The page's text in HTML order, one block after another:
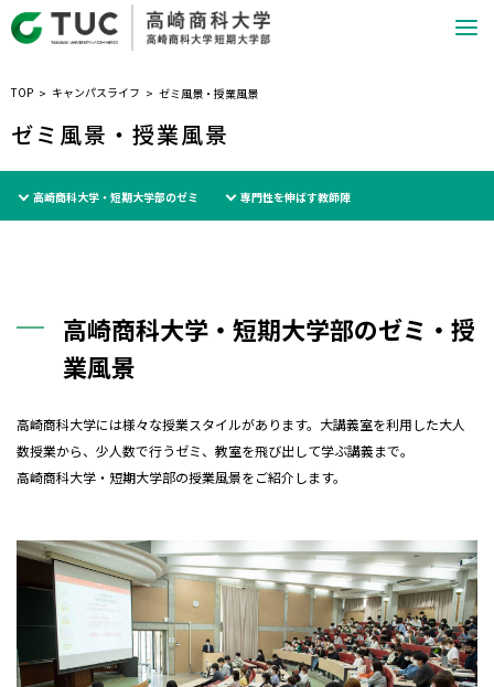
TOP キャンパスライフ ゼミ風景・授業風景
ゼミ風景・授業風景
高崎商科大学・短期大学部のゼミ 専門性を伸ばす教師陣
高崎商科大学・短期大学部のゼミ・授
業風景
高崎商科大学には様々な授業スタイルがあります。大講義室を利用した大人
数授業から、少人数で行うゼミ、教室を飛び出して学ぶ講義まで。
高崎商科大学・短期大学部の授業風景をご紹介します。